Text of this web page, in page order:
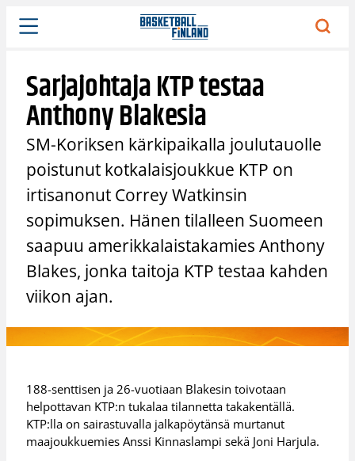
Siirry
sisältöön
Sarjajohtaja KTP testaa
Anthony Blakesia
SM-Koriksen kärkipaikalla joulutauolle
poistunut kotkalaisjoukkue KTP on
irtisanonut Correy Watkinsin
sopimuksen. Hänen tilalleen Suomeen
saapuu amerikkalaistakamies Anthony
Blakes, jonka taitoja KTP testaa kahden
viikon ajan.
188-senttisen ja 26-vuotiaan Blakesin toivotaan
helpottavan KTP:n tukalaa tilannetta takakentällä.
KTP:lla on sairastuvalla jalkapöytänsä murtanut
maajoukkuemies Anssi Kinnaslampi sekä Joni Harjula.